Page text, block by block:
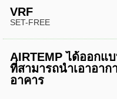
VRF
SET-FREE
AIRTEMP ได้ออกแ
ที่สามารถนำเอาอา
อาคาร